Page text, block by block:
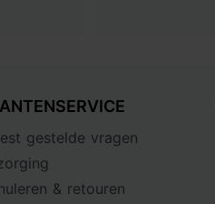
gestelde vragen
& retouren